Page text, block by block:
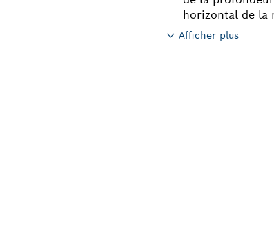
horizontal de la
Afficher plus